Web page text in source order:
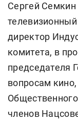
Сергей
директор
комитета, в
председателя
вопросам
членов